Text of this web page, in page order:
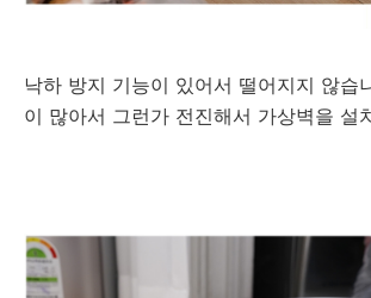
낙하 방지 기능이 있어서 떨어지지 않습
이 많아서 그런가 전진해서 가상벽을 설